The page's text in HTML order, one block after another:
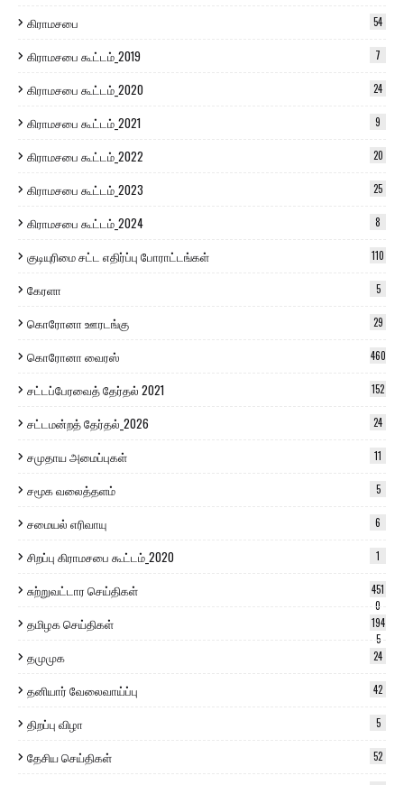
கிராமசபை 54
கிராமசபை கூட்டம்_2019 7
கிராமசபை கூட்டம்_2020 24
கிராமசபை கூட்டம்_2021 9
கிராமசபை கூட்டம்_2022 20
கிராமசபை கூட்டம்_2023 25
கிராமசபை கூட்டம்_2024 8
குடியுரிமை சட்ட எதிர்ப்பு போராட்டங்கள் 110
கேரளா 5
கொரோனா ஊரடங்கு 29
கொரோனா வைரஸ் 460
சட்டப்பேரவைத் தேர்தல் 2021 152
சட்டமன்றத் தேர்தல்_2026 24
சமுதாய அமைப்புகள் 11
சமூக வலைத்தளம் 5
சமையல் எரிவாயு 6
சிறப்பு கிராமசபை கூட்டம்_2020 1
சுற்றுவட்டார செய்திகள்
451
0
தமிழக செய்திகள்
194
5
தமுமுக 24
தனியார் வேலைவாய்ப்பு 42
திறப்பு விழா 5
தேசிய செய்திகள் 52